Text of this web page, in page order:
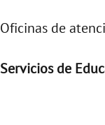
Oficinas de
Servicios de